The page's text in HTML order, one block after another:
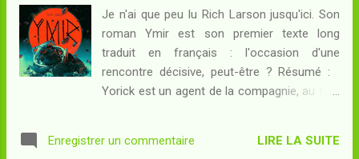
pourraient être satisfaits grâce à l'aide d'une
personnalité inattendue... Un futur dangereux
où l'humanité vacille de ne pas trop savoir si
ses outils augmentent son efficacité sans
conséquences. Les interrogations de la
sont d'une logique aussi implacable que
Je n'ai que peu lu Rich Larson jusqu'ici. Son
roman Ymir est son premier texte long
traduit en français : l'occasion d'une
rencontre décisive, peut-être ? Résumé :
Yorick est un agent de la compagnie, au titre
Muni d’armes et d’accessoires
Enregistrer un commentaire LIRE LA SUITE